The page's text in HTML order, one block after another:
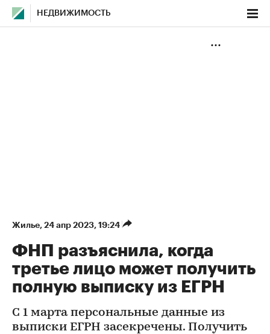
НЕДВИЖИМОСТЬ
Жилье⁠, 24 апр 2023, 19:24
ФНП разъяснила, когда
третье лицо может получить
полную выписку из ЕГРН
С 1 марта персональные данные из
выписки ЕГРН засекречены. Получить